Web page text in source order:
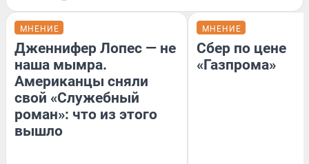
МНЕНИЕ
Дженнифер Лопес — не
наша мымра.
Американцы сняли
свой «Служебный
роман»: что из этого
вышло
МНЕНИЕ
Сбер по цене
«Газпрома»